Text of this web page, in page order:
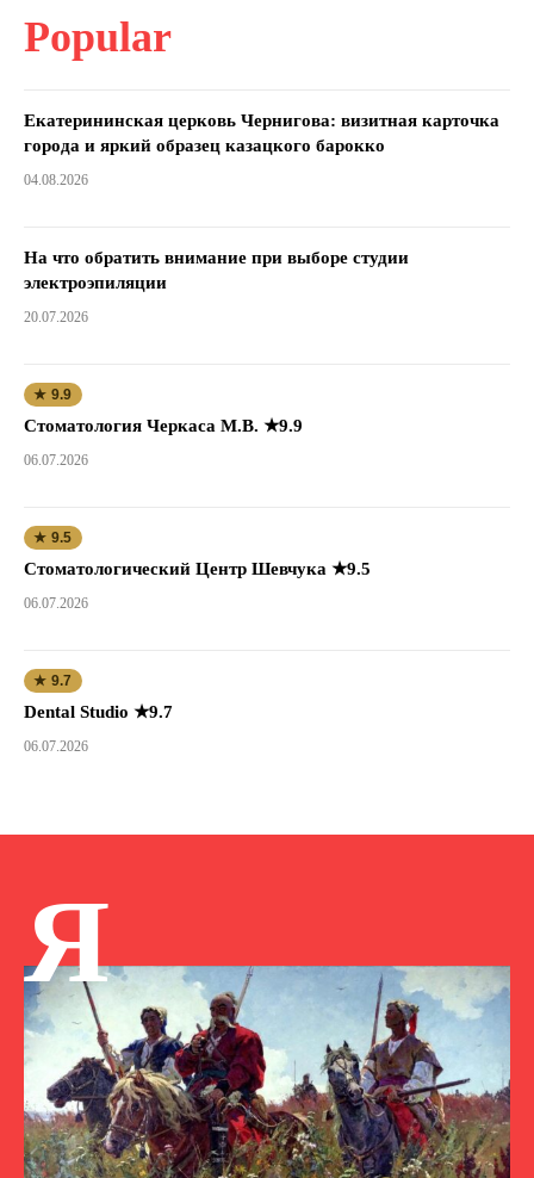
Popular
Екатерининская церковь Чернигова: визитная карточка
города и яркий образец казацкого барокко
04.08.2026
На что обратить внимание при выборе студии
электроэпиляции
20.07.2026
★ 9.9
Стоматология Черкаса М.В. ★9.9
06.07.2026
★ 9.5
Стоматологический Центр Шевчука ★9.5
06.07.2026
★ 9.7
Dental Studio ★9.7
06.07.2026
Я